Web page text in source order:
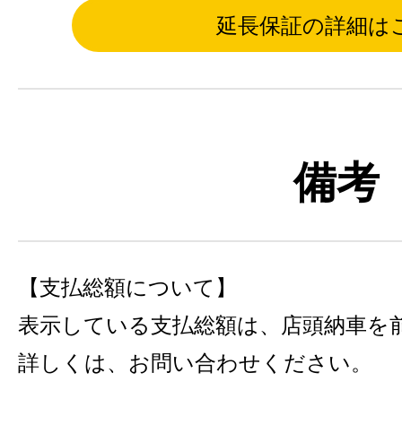
延長保証の詳細は
備考
【支払総額について】
表示している支払総額は、店頭納車を
詳しくは、お問い合わせください。